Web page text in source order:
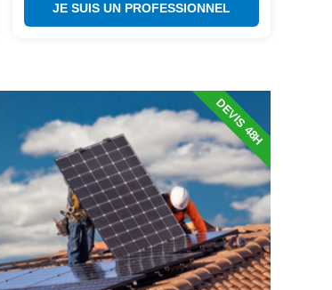
JE SUIS UN PROFESSIONNEL
DEVIS 48H